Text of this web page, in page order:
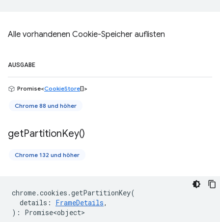
Alle vorhandenen Cookie-Speicher auflisten
AUSGABE
Promise<CookieStore[]>
Chrome 88 und höher
getPartitionKey()
Chrome 132 und höher
chrome.cookies .getPartitionKey(
details : FrameDetails,
) : Promise<object>